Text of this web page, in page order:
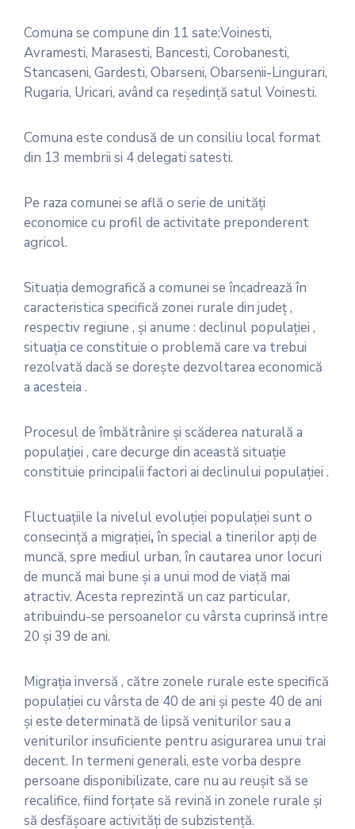
Comuna se compune din 11 sate:Voinesti,
Avramesti, Marasesti, Bancesti, Corobanesti,
Stancaseni, Gardesti, Obarseni, Obarsenii-Lingurari,
Rugaria, Uricari, având ca reşedinţă satul Voinesti.
Comuna este condusă de un consiliu local format
din 13 membrii si 4 delegati satesti.
Pe raza comunei se află o serie de unităţi
economice cu profil de activitate preponderent
agricol.
Situaţia demografică a comunei se încadrează în
caracteristica specifică zonei rurale din judeţ ,
respectiv regiune , şi anume : declinul populaţiei ,
situaţia ce constituie o problemă care va trebui
rezolvată dacă se doreşte dezvoltarea economică
a acesteia .
Procesul de îmbătrânire şi scăderea naturală a
populaţiei , care decurge din această situaţie
constituie principalii factori ai declinului populaţiei .
Fluctuaţiile la nivelul evoluţiei populaţiei sunt o
consecinţă a migraţiei, în special a tinerilor apţi de
muncă, spre mediul urban, în cautarea unor locuri
de muncă mai bune şi a unui mod de viaţă mai
atractiv. Acesta reprezintă un caz particular,
atribuindu-se persoanelor cu vârsta cuprinsă intre
20 şi 39 de ani.
Migraţia inversă , către zonele rurale este specifică
populaţiei cu vârsta de 40 de ani şi peste 40 de ani
şi este determinată de lipsă veniturilor sau a
veniturilor insuficiente pentru asigurarea unui trai
decent. In termeni generali, este vorba despre
persoane disponibilizate, care nu au reuşit să se
recalifice, fiind forţate să revină in zonele rurale şi
să desfăşoare activităţi de subzistenţă.